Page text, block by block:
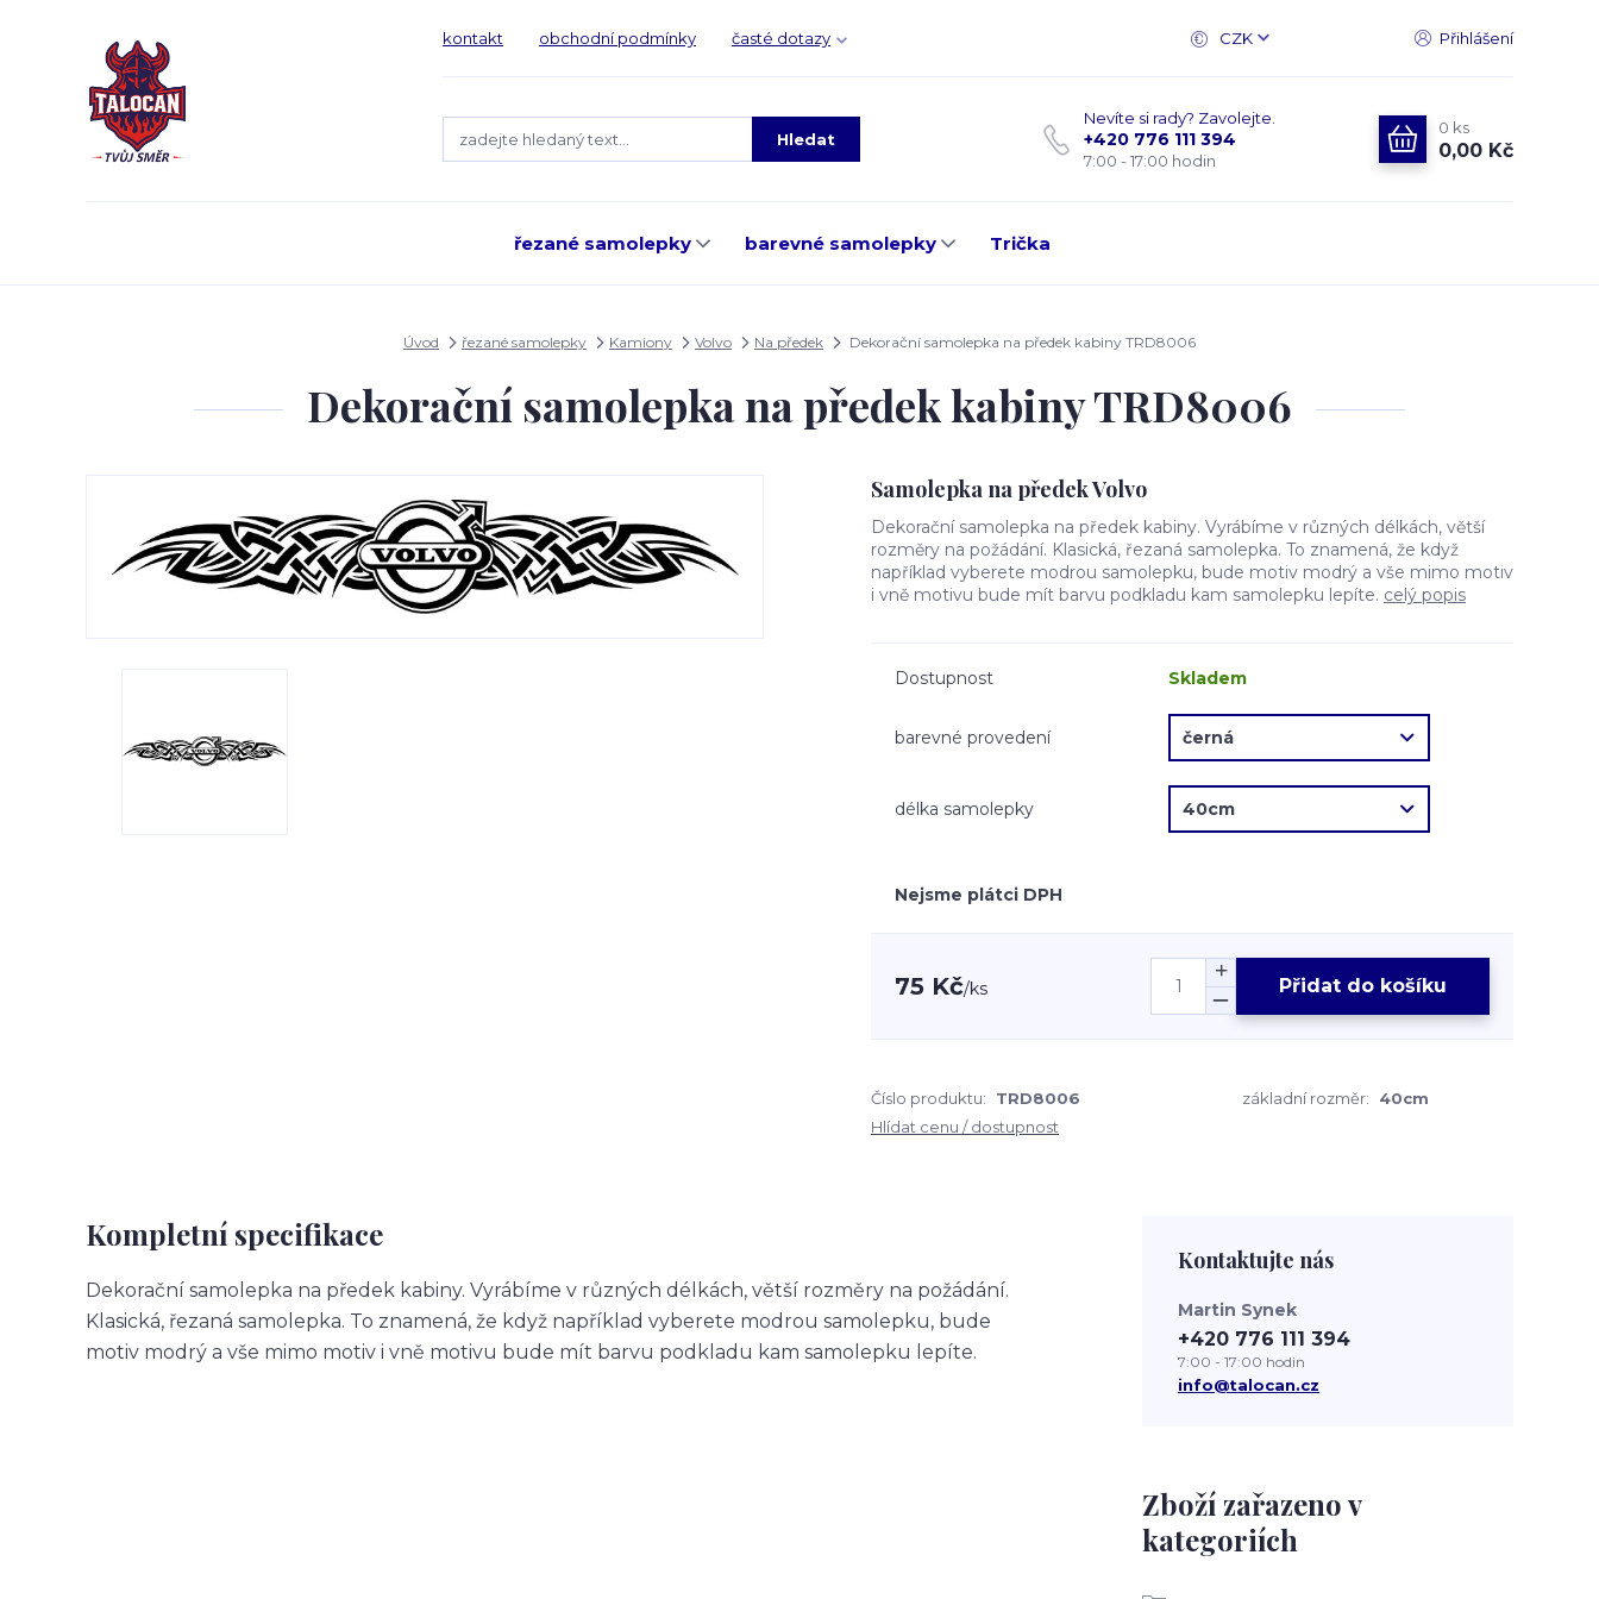
kontakt obchodní podmínky časté dotazy CZK Přihlášení
Hledat
Nevíte si rady? Zavolejte.
+420 776 111 394
7:00 - 17:00 hodin
0 ks
0,00 Kč
řezané samolepky barevné samolepky Trička
Úvod řezané samolepky Kamiony Volvo Na předek Dekorační samolepka na předek kabiny TRD8006
Dekorační samolepka na předek kabiny TRD8006
Samolepka na předek Volvo
Dekorační samolepka na předek kabiny. Vyrábíme v různých délkách, větší
rozměry na požádání. Klasická, řezaná samolepka. To znamená, že když
například vyberete modrou samolepku, bude motiv modrý a vše mimo motiv
i vně motivu bude mít barvu podkladu kam samolepku lepíte. celý popis
Dostupnost Skladem
barevné provedení
délka samolepky
Nejsme plátci DPH
75 Kč/ks Přidat do košíku
Číslo produktu: TRD8006 základní rozměr:
40cm
Hlídat cenu / dostupnost
Kompletní specifikace
Dekorační samolepka na předek kabiny. Vyrábíme v různých délkách, větší rozměry na požádání.
Klasická, řezaná samolepka. To znamená, že když například vyberete modrou samolepku, bude
motiv modrý a vše mimo motiv i vně motivu bude mít barvu podkladu kam samolepku lepíte.
Zboží zařazeno v
kategoriích
Kontaktujte nás
Martin Synek
+420 776 111 394
7:00 - 17:00 hodin
info@talocan.cz